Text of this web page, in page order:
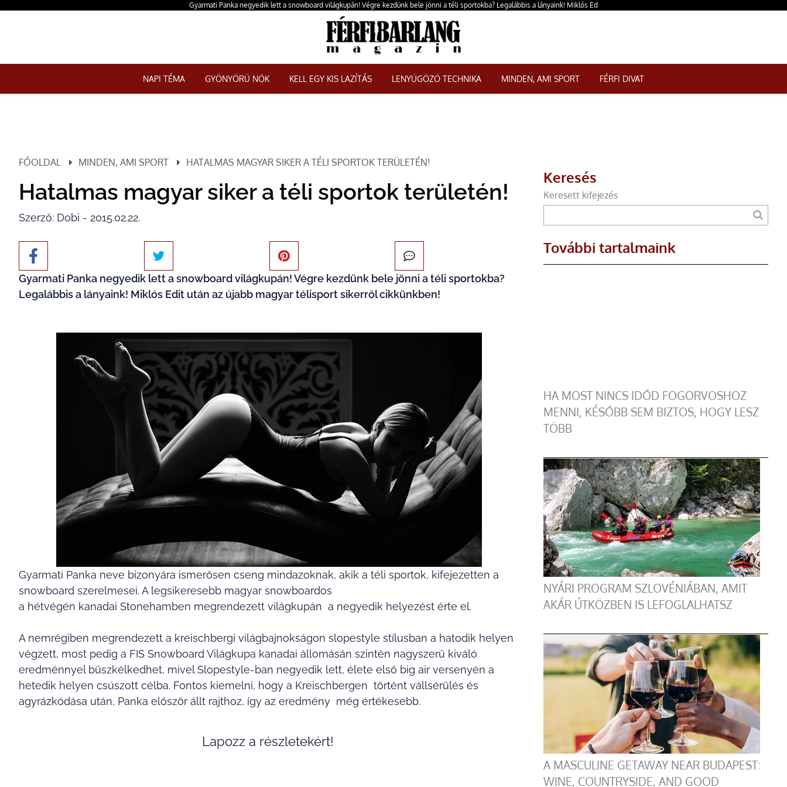
Gyarmati Panka negyedik lett a snowboard világkupán! Végre kezdünk bele jönni a téli sportokba? Legalábbis a lányaink! Miklós Ed
NAPI TÉMA GYÖNYÖRŰ NŐK KELL EGY KIS LAZÍTÁS LENYŰGÖZŐ TECHNIKA MINDEN, AMI SPORT FÉRFI DIVAT
FŐOLDAL MINDEN, AMI SPORT HATALMAS MAGYAR SIKER A TÉLI SPORTOK TERÜLETÉN!
Hatalmas magyar siker a téli sportok területén!
Szerző: Dobi - 2015.02.22.
Gyarmati Panka negyedik lett a snowboard világkupán! Végre kezdünk bele jönni a téli sportokba?
Legalábbis a lányaink! Miklós Edit után az újabb magyar télisport sikerről cikkünkben!
Gyarmati Panka neve bizonyára ismerősen cseng mindazoknak, akik a téli sportok, kifejezetten a
snowboard szerelmesei. A legsikeresebb magyar snowboardos
a hétvégén kanadai Stonehamben megrendezett világkupán a negyedik helyezést érte el.
A nemrégiben megrendezett a kreischbergi világbajnokságon slopestyle stílusban a hatodik helyen
végzett, most pedig a FIS Snowboard Világkupa kanadai állomásán szintén nagyszerű kiváló
eredménnyel büszkélkedhet, mivel Slopestyle-ban negyedik lett, élete első big air versenyén a
hetedik helyen csúszott célba. Fontos kiemelni, hogy a Kreischbergen történt vállsérülés és
agyrázkódása után, Panka először állt rajthoz, így az eredmény még értékesebb.
Lapozz a részletekért!
Keresés
Keresett kifejezés
További tartalmaink
HA MOST NINCS IDŐD FOGORVOSHOZ
MENNI, KÉSŐBB SEM BIZTOS, HOGY LESZ
TÖBB
NYÁRI PROGRAM SZLOVÉNIÁBAN, AMIT
AKÁR ÚTKÖZBEN IS LEFOGLALHATSZ
A MASCULINE GETAWAY NEAR BUDAPEST:
WINE, COUNTRYSIDE, AND GOOD